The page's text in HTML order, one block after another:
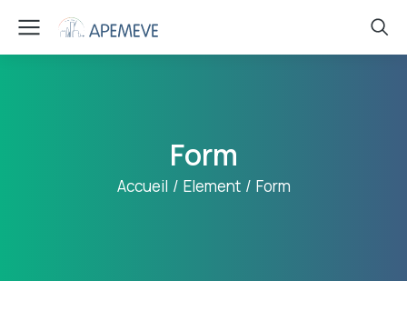
Form
Vous êtes ici :Accueil Element Form